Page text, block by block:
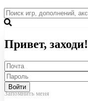
Привет,
Войти
Запомнить меня